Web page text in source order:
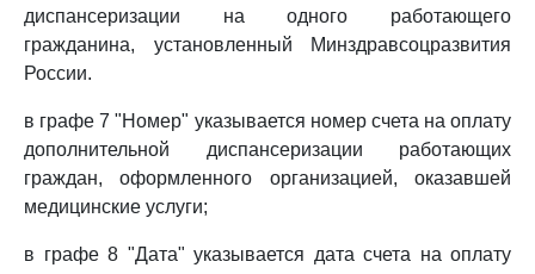
диспансеризации на одного работающего
гражданина, установленный Минздравсоцразвития
России.
в графе 7 "Номер" указывается номер счета на оплату
дополнительной диспансеризации работающих
граждан, оформленного организацией, оказавшей
медицинские услуги;
в графе 8 "Дата" указывается дата счета на оплату